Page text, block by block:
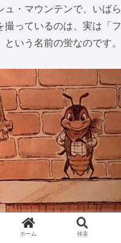
ュ・マウンテンで、いば
撮っているのは、実は「
いう名前の蛍なのです。
ホーム 検索